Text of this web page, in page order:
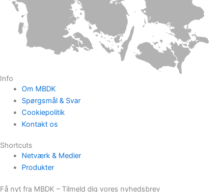
Info
Om MBDK
Spørgsmål & Svar
Cookiepolitik
Kontakt os
Shortcuts
Netværk & Medier
Produkter
Få nyt fra MBDK – Tilmeld dig vores nyhedsbrev